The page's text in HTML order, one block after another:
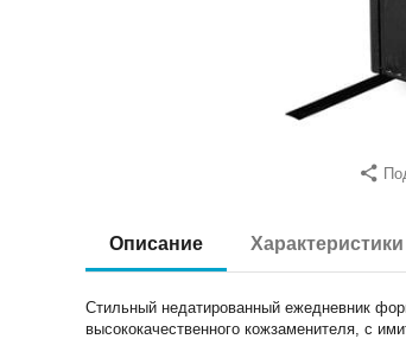
Описание Характеристики
Стильный недатированный ежедневник
высококачественного кожзаменителя, с